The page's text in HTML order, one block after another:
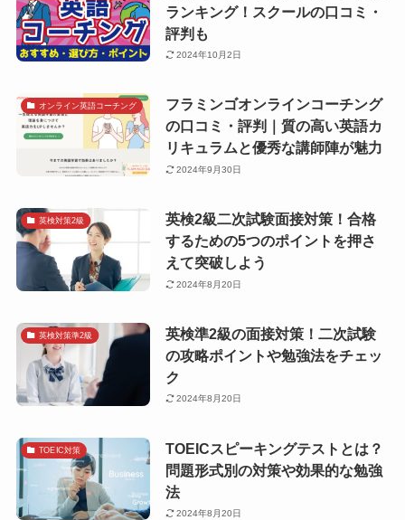
ランキング！スクールの口コミ・
評判も
2024年10月2日
オンライン英語コーチング
フラミンゴオンラインコーチング
の口コミ・評判｜質の高い英語カ
リキュラムと優秀な講師陣が魅力
2024年9月30日
英検対策2級
英検2級二次試験面接対策！合格
するための5つのポイントを押さ
えて突破しよう
2024年8月20日
英検対策準2級
英検準2級の面接対策！二次試験
の攻略ポイントや勉強法をチェッ
ク
2024年8月20日
TOEIC対策
TOEICスピーキングテストとは？
問題形式別の対策や効果的な勉強
法
2024年8月20日